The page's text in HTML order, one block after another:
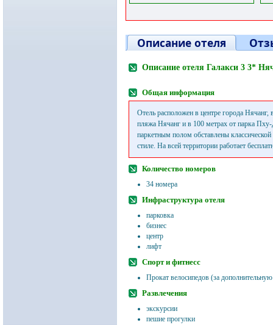
Описание отеля
Описание отеля Галакси 3 3*
Общая информация
Отель расположен в центре города Нячанг,
пляжа Нячанг и в 100 метрах от парка
паркетным полом обставлены
стиле. На всей территории работает
Количество номеров
34 номера
Инфраструктура отеля
парковка
бизнес
центр
лифт
Спорт и фитнесс
Прокат велосипедов (за
Развлечения
экскурсии
пешие прогулки